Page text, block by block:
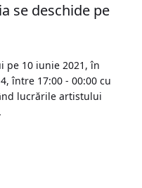
se deschide pe
pe 10 iunie 2021, în
între 17:00 - 00:00 cu
lucrările artistului